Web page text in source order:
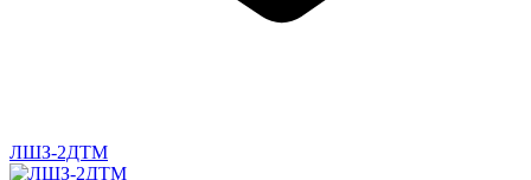
ЛШЗ-2ДТМ